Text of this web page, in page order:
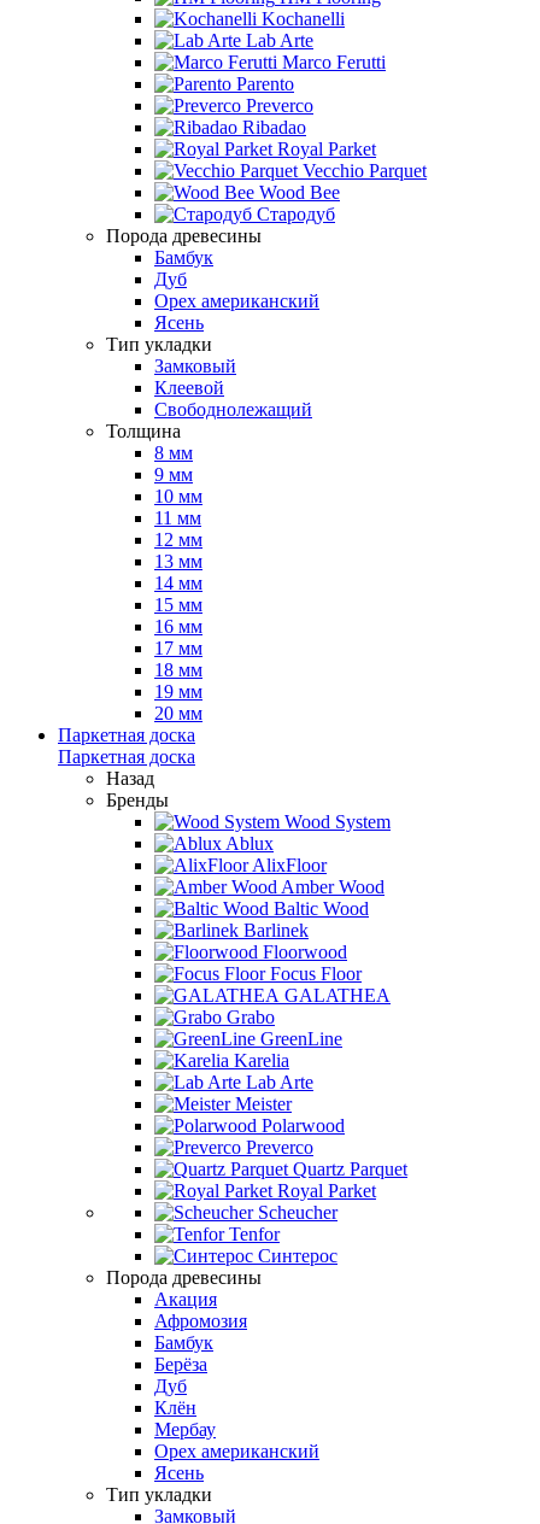
Kochanelli
Lab Arte
Marco Ferutti
Parento
Preverco
Ribadao
Royal Parket
Vecchio Parquet
Wood Bee
Стародуб
Порода древесины
Бамбук
Дуб
Орех американский
Ясень
Тип укладки
Замковый
Клеевой
Свободнолежащий
Толщина
8 мм
9 мм
10 мм
11 мм
12 мм
13 мм
14 мм
15 мм
16 мм
17 мм
18 мм
19 мм
20 мм
Паркетная доска
Паркетная доска
Назад
Бренды
Wood System
Ablux
AlixFloor
Amber Wood
Baltic Wood
Barlinek
Floorwood
Focus Floor
GALATHEA
Grabo
GreenLine
Karelia
Lab Arte
Meister
Polarwood
Preverco
Quartz Parquet
Royal Parket
Scheucher
Tenfor
Синтерос
Порода древесины
Акация
Афромозия
Бамбук
Берёза
Дуб
Клён
Мербау
Орех американский
Ясень
Тип укладки
Замковый